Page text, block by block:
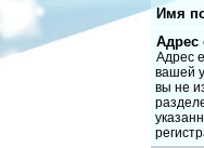
Имя
Адрес
Адрес
вашей
вы не